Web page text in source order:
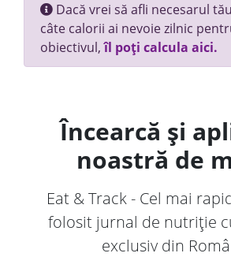
Dacă vrei să afli necesarul
câte calorii ai nevoie zilnic
obiectivul,îl poți calcula aici.
Încearcă și
noastră de
Eat & Track - Cel mai
folosit jurnal de nutriție
exclusiv din